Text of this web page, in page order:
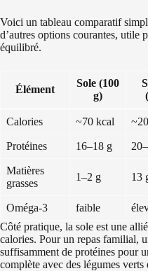
Voici un tableau comparatif
d’autres options courantes, utile
équilibré.
Élément
Sole (100
g)
Calories ~70 kcal
Protéines 16–18 g
Matières
grasses
1–2 g 13
Oméga-3 faible
Côté pratique, la sole est une
calories. Pour un repas familial,
suffisamment de protéines pour
complète avec des légumes